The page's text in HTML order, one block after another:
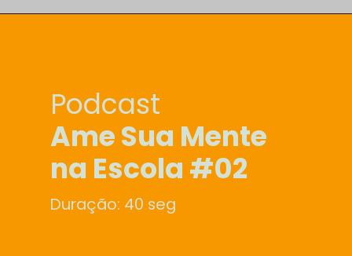
Podcast
Ame Sua Mente
na Escola #02
Duração: 40 seg